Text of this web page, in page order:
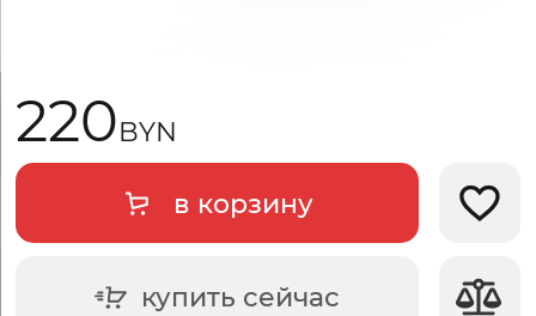
220BYN
в корзину
купить сейчас